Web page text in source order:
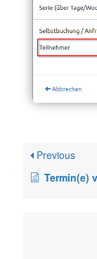
Previous
Termin(e)